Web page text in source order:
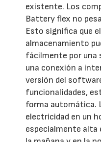
existente. Los
Battery flex no
Esto significa que
almacenamiento
fácilmente por una
una conexión a
versión del
funcionalidades,
forma automática.
electricidad en un
especialmente alta